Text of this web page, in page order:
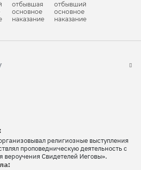
отбывшая
основное
наказание
отбывший
основное
наказание
религиозные выступления
проповедническую деятельность с
вероучения Свидетелей Иеговы».